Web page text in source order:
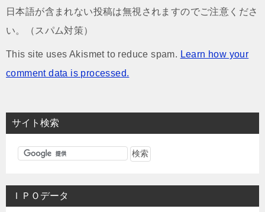
日本語が含まれない投稿は無視されますのでご注意くださ
い。（スパム対策）
This site uses Akismet to reduce spam. Learn how your
comment data is processed.
サイト検索
ＩＰＯデータ